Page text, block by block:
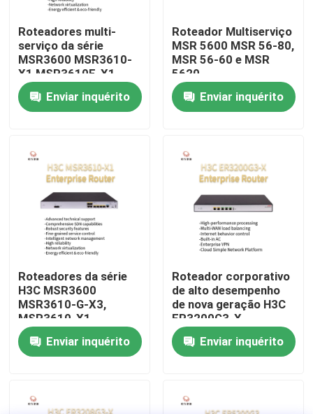
Para casa
Produtos
Sobre nós
Controle de qualidade
Contacte-nos
Notícias
Casos
Servidor do armazenamento de cremalheira
Roteadores multi-
serviço da série
MSR3600 MSR3610-
X1 MSR3610E-X1
MSR3640-X1-HI
MSR3640-X1
MSR3640-G
Enviar inquérito
Roteador Multiserviço
MSR 5600 MSR 56-80,
MSR 56-60 e MSR
5620
Enviar inquérito
Roteadores da série
H3C MSR3600
MSR3610-G-X3,
MSR3610-X1,
MSR3640-X1-HI,
MSR3640-X1,
MSR3620-X1
Enviar inquérito
Roteador corporativo
de alto desempenho
de nova geração H3C
ER3200G3-X
Enviar inquérito